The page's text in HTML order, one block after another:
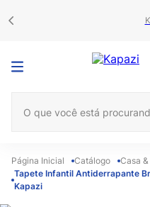
Catálogo Casa
Tapete Infantil Antiderrapante
Kapazi